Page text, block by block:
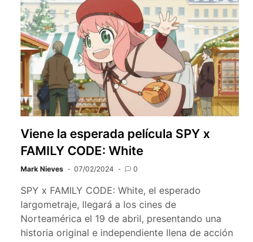
Viene la esperada película SPY x
FAMILY CODE: White
Mark Nieves 07/02/2024 0
SPY x FAMILY CODE: White, el esperado
largometraje, llegará a los cines de
Norteamérica el 19 de abril, presentando una
historia original e independiente llena de acción